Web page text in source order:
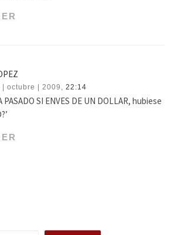
octubre | 2009, 22:14
PASADO SI ENVES DE UN DOLLAR, hubiese